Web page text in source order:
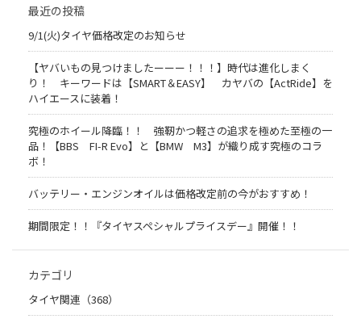
最近の投稿
9/1(火)タイヤ価格改定のお知らせ
【ヤバいもの見つけましたーーー！！！】時代は進化しまく
り！ キーワードは【SMART＆EASY】 カヤバの【ActRide】を
ハイエースに装着！
究極のホイール降臨！！ 強靭かつ軽さの追求を極めた至極の一
品！【BBS FI-R Evo】と【BMW M3】が織り成す究極のコラ
ボ！
バッテリー・エンジンオイルは価格改定前の今がおすすめ！
期間限定！！『タイヤスペシャルプライスデー』開催！！
カテゴリ
タイヤ関連（368）